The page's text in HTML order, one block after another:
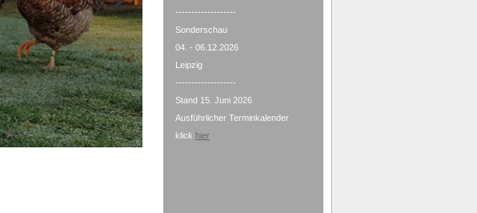
-------------------
Sonderschau
04. - 06.12.2026
Leipzig
-------------------
Stand 15. Juni 2026
Ausführlicher Terminkalender
klick hier